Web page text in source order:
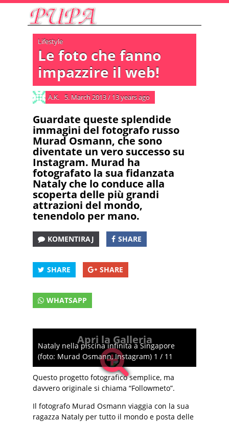
Lifestyle
Le foto che fanno
impazzire il web!
A.K. 5. March 2013/ 13 years ago
Guardate queste splendide
immagini del fotografo russo
Murad Osmann, che sono
diventate un vero successo su
Instagram. Murad ha
fotografato la sua fidanzata
Nataly che lo conduce alla
scoperta delle più grandi
attrazioni del mondo,
tenendolo per mano.
KOMENTIRAJ SHARE
SHARE SHARE
WHATSAPP
Apri la Galleria
Nataly nella piscina infinita a Singapore
(foto: Murad Osmann, Instagram) 1 / 11
Questo progetto fotografico semplice, ma
davvero originale si chiama “Followmeto”.
Il fotografo Murad Osmann viaggia con la sua
ragazza Nataly per tutto il mondo e posta delle